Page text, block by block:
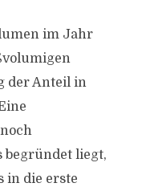
im Jahr
der Anteil in
begründet liegt,
in die erste